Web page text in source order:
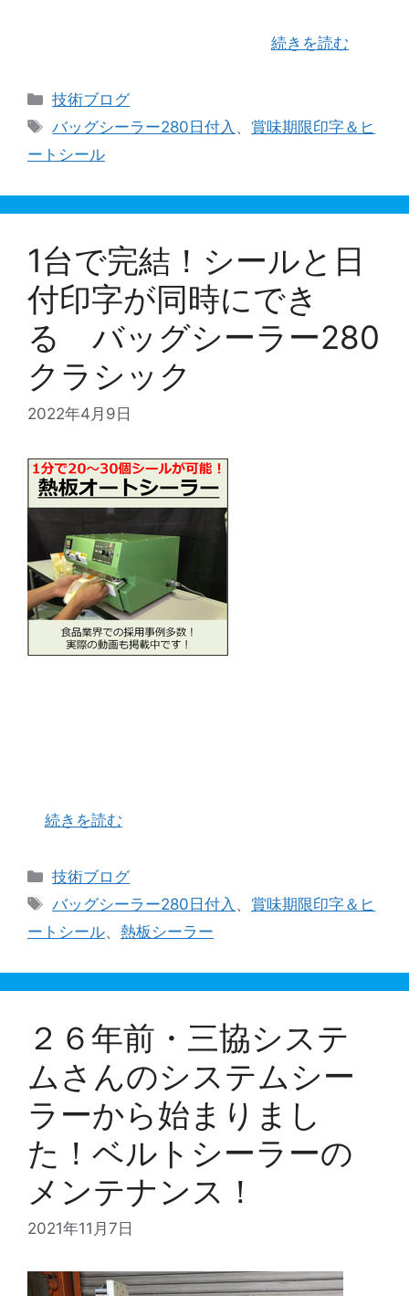
続きを読む
カ
テ
リ
技術ブログ
タ
グ
バッグシーラー280日付入 、 賞味期限印字＆ヒ
ートシール
1台で完結！シールと日
付印字が同時にでき
る バッグシーラー280
クラシック
2022年4月9日
続きを読む
カ
テ
リ
技術ブログ
タ
グ
バッグシーラー280日付入 、 賞味期限印字＆ヒ
ートシール、 熱板シーラー
２６年前・三協システ
ムさんのシステムシー
ラーから始まりまし
た！ベルトシーラーの
メンテナンス！
2021年11月7日